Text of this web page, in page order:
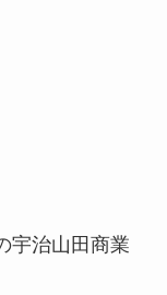
宇治山田商業